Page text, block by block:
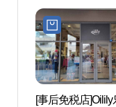
코루 롯데프리미
렛 이천점)
[事后免税店]Oilily